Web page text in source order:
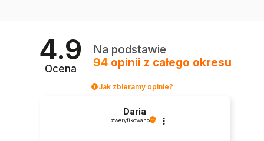
4.9
Ocena
Na podstawie
94 opinii z całego okresu
Jak zbieramy opinie?
Daria
zweryfikowano